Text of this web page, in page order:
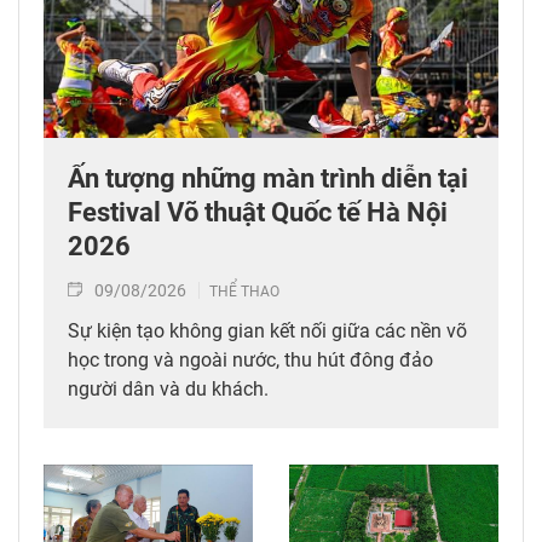
Ấn tượng những màn trình diễn tại
Festival Võ thuật Quốc tế Hà Nội
2026
09/08/2026 THỂ THAO
Sự kiện tạo không gian kết nối giữa các nền võ
học trong và ngoài nước, thu hút đông đảo
người dân và du khách.